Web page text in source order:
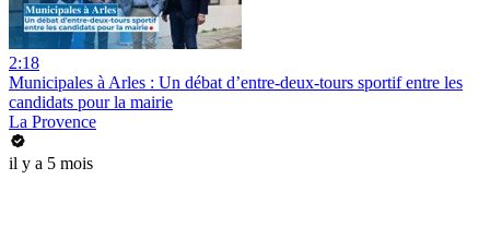
2:18
Municipales à Arles : Un débat d’entre-deux-tours sportif entre les
candidats pour la mairie
La Provence
il y a 5 mois